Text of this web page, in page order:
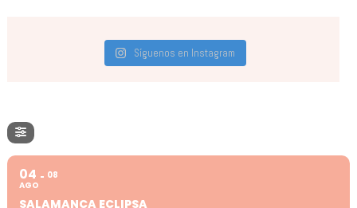
Síguenos en Instagram
04
AGO
08
SALAMANCA ECLIPSA